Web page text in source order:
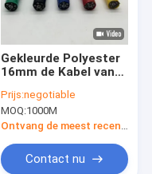
Gekleurde Polyester
16mm de Kabel van
Speelplaatscombinatie
voor Netto
Beklimmen
Prijs:negotiable
MOQ:1000M
Contact nu